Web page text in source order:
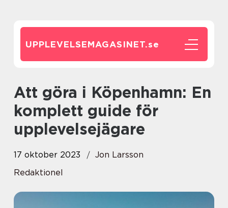
UPPLEVELSEMAGASINET.se
Att göra i Köpenhamn: En
komplett guide för
upplevelsejägare
17 oktober 2023
Jon Larsson
Redaktionel